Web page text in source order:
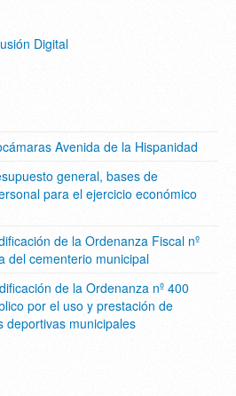
Digital
Avenida de la Hispanidad
general, bases de
para el ejercicio económico
de la Ordenanza Fiscal nº
del cementerio municipal
de la Ordenanza nº 400
por el uso y prestación de
deportivas municipales